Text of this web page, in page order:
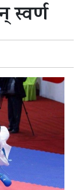
स्वर्ण